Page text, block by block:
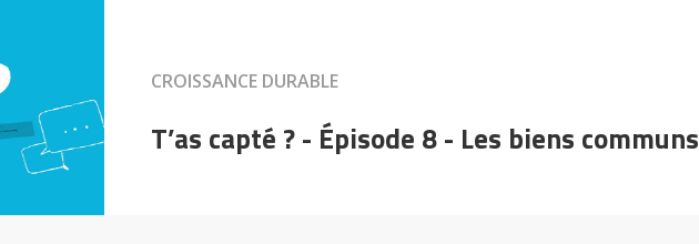
CROISSANCE DURABLE
T’as capté ? - Épisode 8 - Les biens communs